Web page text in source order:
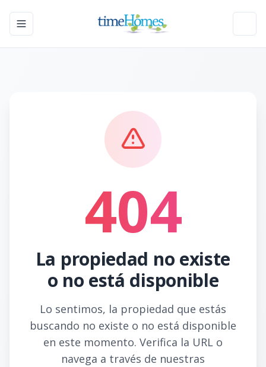
Toggle navigation menu
404
La propiedad no existe
o no está disponible
Lo sentimos, la propiedad que estás
buscando no existe o no está disponible
en este momento. Verifica la URL o
navega a través de nuestras